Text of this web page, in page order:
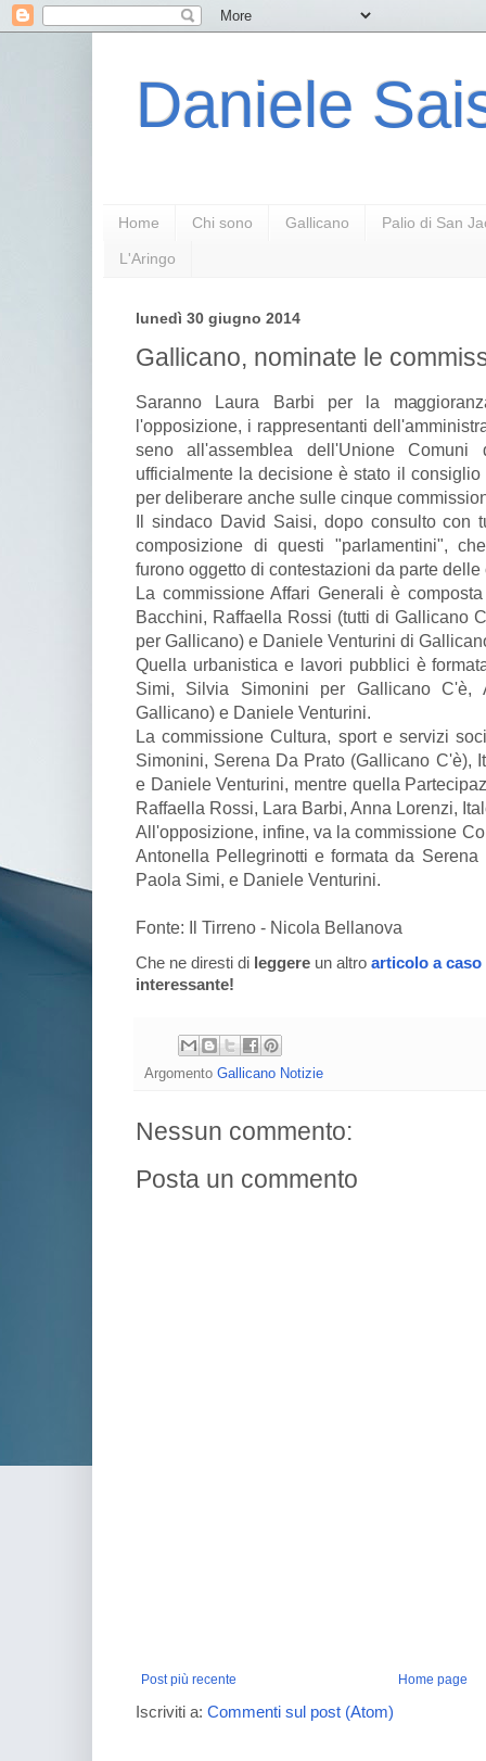
Daniele
Home Chi sono Gallicano Palio di San
L'Aringo
lunedì 30 giugno 2014
Gallicano, nominate le
Saranno Laura Barbi per la
l'opposizione, i rappresentanti
seno all'assemblea dell'Unione Comuni
ufficialmente la decisione è stato il
per deliberare anche sulle cinque
Il sindaco David Saisi, dopo consulto con
composizione di questi "parlamentini",
furono oggetto di contestazioni da parte
La commissione Affari Generali è
Bacchini, Raffaella Rossi (tutti di Gallicano
per Gallicano) e Daniele Venturini di
Quella urbanistica e lavori pubblici è
Simi, Silvia Simonini per Gallicano C'è,
Gallicano) e Daniele Venturini.
La commissione Cultura, sport e servizi
Simonini, Serena Da Prato (Gallicano C'è),
e Daniele Venturini, mentre quella
Raffaella Rossi, Lara Barbi, Anna Lorenzi,
All'opposizione, infine, va la commissione
Antonella Pellegrinotti e formata da
Paola Simi, e Daniele Venturini.
Fonte: Il Tirreno - Nicola Bellanova
Che ne diresti di leggere un altro articolo a caso
interessante!
Argomento Gallicano Notizie
Nessun commento:
Posta un commento
Post più recente Home page
Iscriviti a: Commenti sul post (Atom)